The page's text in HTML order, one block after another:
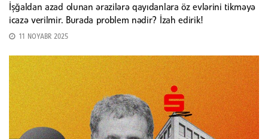
İşğaldan azad olunan ərazilərə qayıdanlara öz evlərini tikməyə
icazə verilmir. Burada problem nədir? İzah edirik!
11 NOYABR 2025